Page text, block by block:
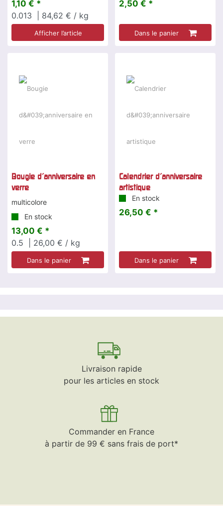
1,10 € *
0.013
| 84,62 € / kg
Afficher l’article
2,50 € *
Dans le panier
Bougie d'anniversaire en
verre
multicolore
En stock
13,00 € *
0.5
| 26,00 € / kg
Dans le panier
Calendrier d'anniversaire
artistique
En stock
26,50 € *
Dans le panier
Livraison rapide
pour les articles en stock
Commander en France
à partir de 99 € sans frais de port*